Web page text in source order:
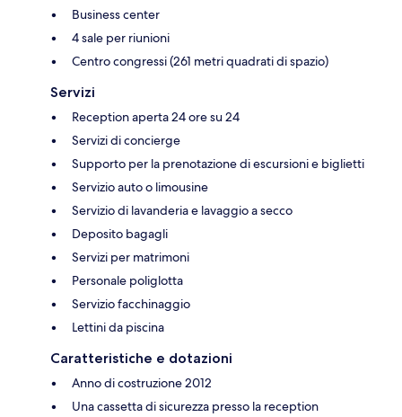
Business center
4 sale per riunioni
Centro congressi (261 metri quadrati di spazio)
Servizi
Reception aperta 24 ore su 24
Servizi di concierge
Supporto per la prenotazione di escursioni e biglietti
Servizio auto o limousine
Servizio di lavanderia e lavaggio a secco
Deposito bagagli
Servizi per matrimoni
Personale poliglotta
Servizio facchinaggio
Lettini da piscina
Caratteristiche e dotazioni
Anno di costruzione 2012
Una cassetta di sicurezza presso la reception